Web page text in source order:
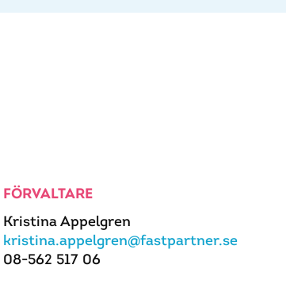
FÖRVALTARE
Kristina Appelgren
kristina.appelgren@fastpartner.se
08-562 517 06